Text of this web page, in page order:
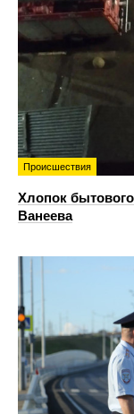
Происшествия
Хлопок
Ванеева